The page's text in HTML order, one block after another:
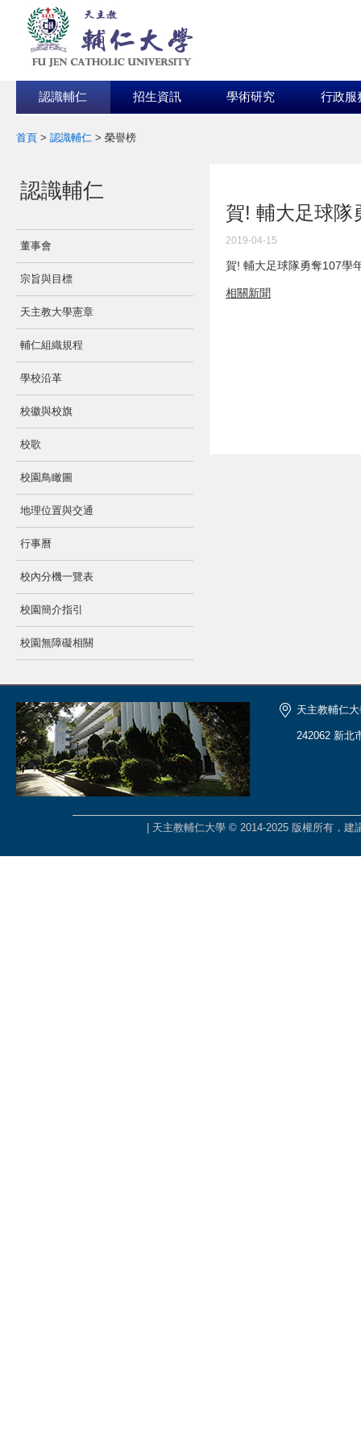
認識輔仁 招生資訊 學術研究 行政服
首頁 > 認識輔仁 > 榮譽榜
:::
認識輔仁
董事會
宗旨與目標
天主教大學憲章
輔仁組織規程
學校沿革
校徽與校旗
校歌
校園鳥瞰圖
地理位置與交通
行事曆
校內分機一覽表
校園簡介指引
校園無障礙相關
賀! 輔大足球隊
2019-04-15
賀! 輔大足球隊勇奪107學
相關新聞
天主教輔仁
242062 新北
| 天主教輔仁大學 © 2014-2025 版權所有，